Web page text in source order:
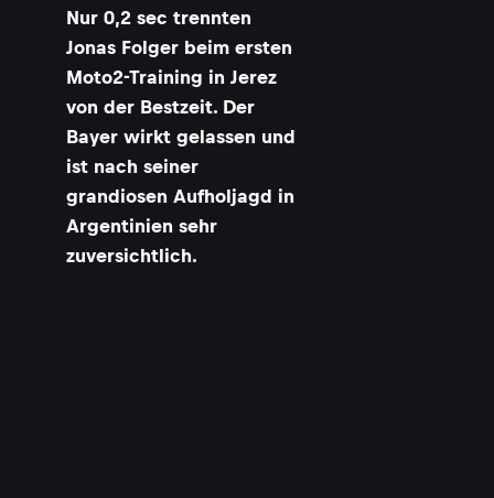
Nur 0,2 sec trennten
Jonas Folger beim ersten
Moto2-Training in Jerez
von der Bestzeit. Der
Bayer wirkt gelassen und
ist nach seiner
grandiosen Aufholjagd in
Argentinien sehr
zuversichtlich.